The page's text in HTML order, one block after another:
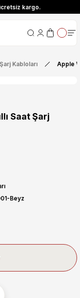
kargo.
%10 indirim
kargo.
%10 indirim
Kabloları Apple
Saat Şarj
Beyz